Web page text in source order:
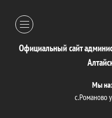
Официальный сайт
Мы
с.Романово